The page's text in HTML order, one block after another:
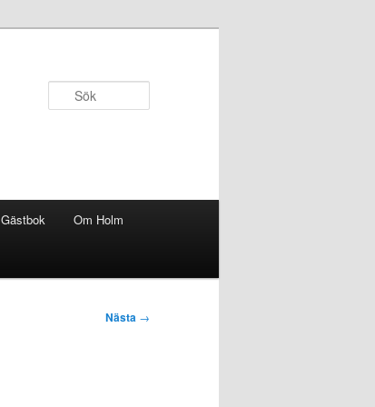
Gästbok Om Holm
Nästa →